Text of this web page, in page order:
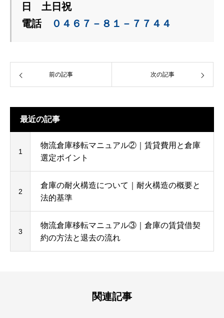
日　土日祝
電話
０４６７－８１－７７４４
前の記事 次の記事
最近の記事
1
物流倉庫移転マニュアル②｜賃貸費用と倉庫
選定ポイント
2
倉庫の耐火構造について｜耐火構造の概要と
法的基準
3
物流倉庫移転マニュアル③｜倉庫の賃貸借契
約の方法と退去の流れ
関連記事